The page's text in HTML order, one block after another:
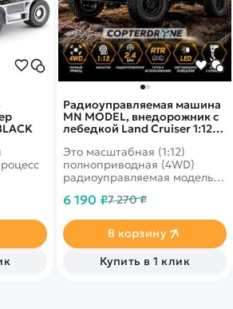
Радиоуправляемая машина
MN MODEL, внедорожник с
лебедкой Land Cruiser 1:12,
YELLOW
Это масштабная (1:12)
полноприводная (4WD)
радиоуправляемая модель
предназначенная для
Модель сочетает в себе
высокую проходимость по
бездорожью с
функциональной крановой
6 190 ₽7 270 ₽
В корзину
Купить в 1 клик